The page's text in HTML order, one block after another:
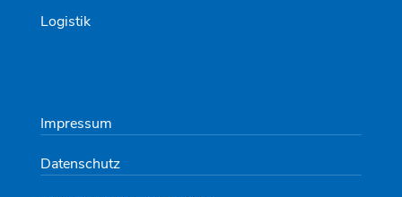
Logistik
Impressum
Datenschutz